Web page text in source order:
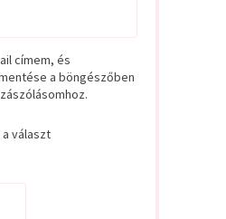
címem, és
a böngészőben
választ